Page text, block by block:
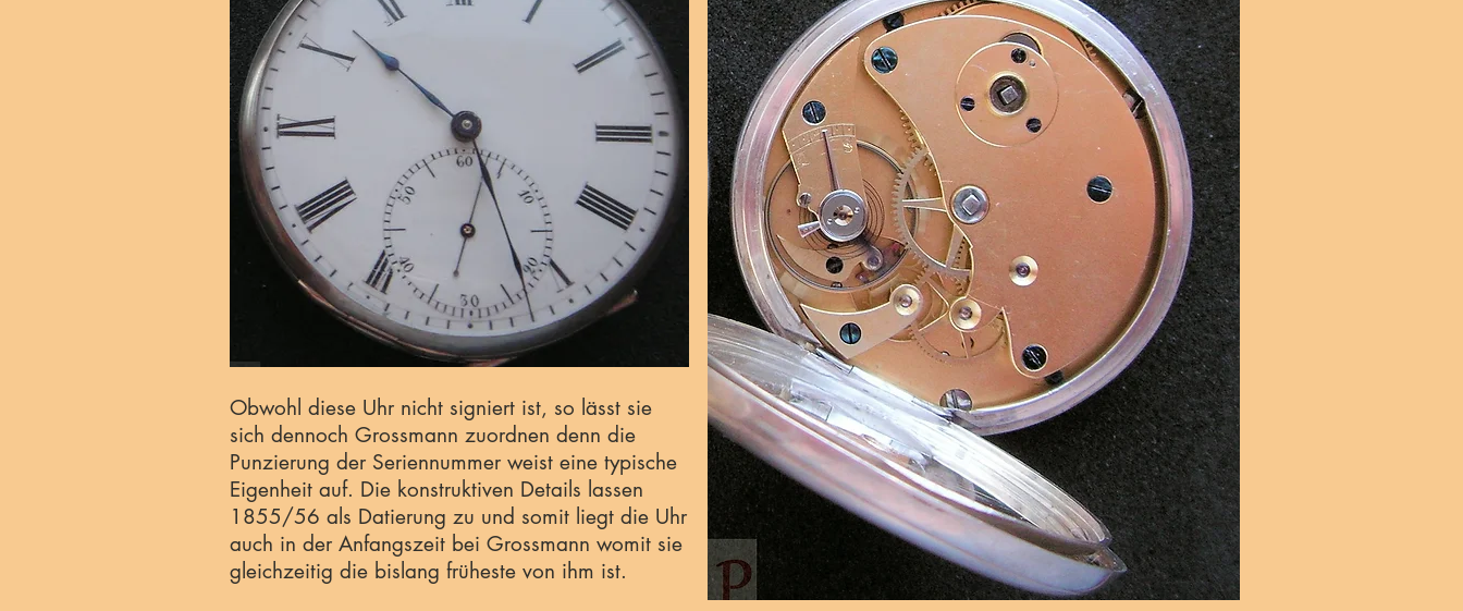
Obwohl diese Uhr nicht signiert ist, so lässt sie
sich dennoch Grossmann zuordnen denn die
Punzierung der Seriennummer weist eine typische
Eigenheit auf. Die konstruktiven Details lassen
1855/56 als Datierung zu und somit liegt die Uhr
auch in der Anfangszeit bei Grossmann womit sie
gleichzeitig die bislang früheste von ihm ist.